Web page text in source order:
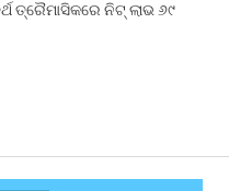
ତ୍ରୈମାସିକରେ ନିଟ୍ ଲାଭ ୬୯